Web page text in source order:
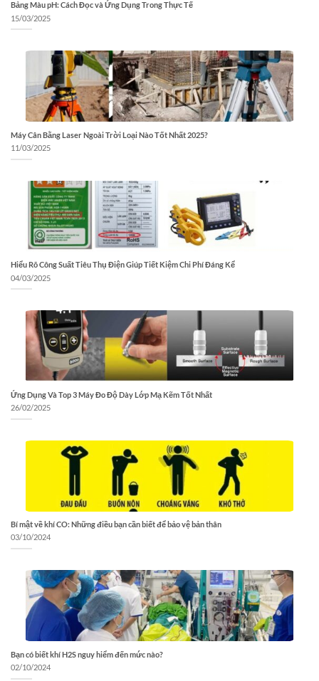
Bảng Màu pH: Cách Đọc và Ứng Dụng Trong Thực Tế
15/03/2025
Máy Cân Bằng Laser Ngoài Trời Loại Nào Tốt Nhất 2025?
11/03/2025
Hiểu Rõ Công Suất Tiêu Thụ Điện Giúp Tiết Kiệm Chi Phí Đáng Kể
04/03/2025
Ứng Dụng Và Top 3 Máy Đo Độ Dày Lớp Mạ Kẽm Tốt Nhất
26/02/2025
Bí mật về khí CO: Những điều bạn cần biết để bảo vệ bản thân
03/10/2024
Bạn có biết khí H2S nguy hiểm đến mức nào?
02/10/2024